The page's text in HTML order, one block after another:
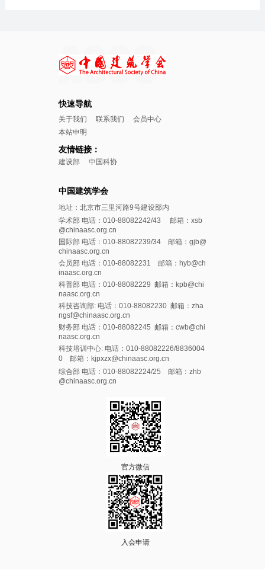
快速导航
关于我们 联系我们
会员中心
本站申明
友情链接：
建设部 中国科协
中国建筑学会
地址：北京市三里河路9号建设部内
学术部 电话：010-88082242/43 邮箱：xsb
@chinaasc.org.cn
国际部 电话：010-88082239/34 邮箱：gjb@
chinaasc.org.cn
会员部 电话：010-88082231 邮箱：hyb@ch
inaasc.org.cn
科普部 电话：010-88082229 邮箱：kpb@chi
naasc.org.cn
科技咨询部: 电话：010-88082230 邮箱：zha
ngsf@chinaasc.org.cn
财务部 电话：010-88082245 邮箱：cwb@chi
naasc.org.cn
科技培训中心: 电话：010-88082226/8836004
0 邮箱：kjpxzx@chinaasc.org.cn
综合部 电话：010-88082224/25 邮箱：zhb
@chinaasc.org.cn
官方微信
入会申请